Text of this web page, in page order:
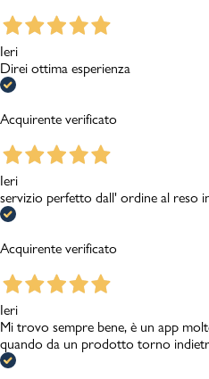
Ieri
Direi ottima esperienza
Acquirente verificato
Ieri
servizio perfetto dall' ordine al reso
Acquirente verificato
Ieri
Mi trovo sempre bene, è un app
quando da un prodotto torno